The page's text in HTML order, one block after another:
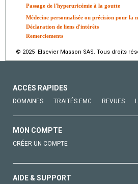
Passage de l'hyperuricémie à la goutte
Médecine personnalisée ou précision pour la
Déclaration de liens d'intérêts
Remerciements
© 2025 Elsevier Masson SAS. Tous droits
ACCÈS RAPIDES
DOMAINES TRAITÉS EMC REVUES
MON COMPTE
CRÉER UN COMPTE
AIDE & SUPPORT